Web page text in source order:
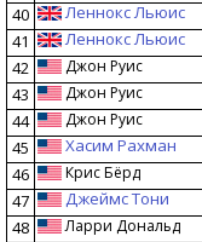
40 Леннокс Льюис
41 Леннокс Льюис
42 Джон Руис
43 Джон Руис
44 Джон Руис
45 Хасим Рахман
46 Крис Бёрд
47 Джеймс Тони
48 Ларри Дональд